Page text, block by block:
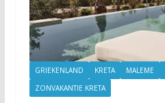
GRIEKENLAND KRETA MALEME
ZONVAKANTIE KRETA